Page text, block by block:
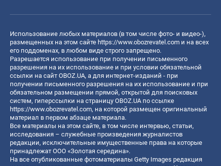
Использование любых материалов (в том числе фото- и видео-),
размещенных на этом сайте https://www.obozrevatel.com и на всех
его поддоменах, в любом виде строго запрещено.
Разрешается использование при получении письменного
разрешения на их использование и при условии обязательной
ссылки на сайт OBOZ.UA, а для интернет-изданий - при
получении письменного разрешения на их использование и при
обязательном размещении прямой, открытой для поисковых
систем, гиперссылки на страницу OBOZ.UA по ссылке
https://www.obozrevatel.com, на которой размещен оригинальный
материал в первом абзаце материала.
Все материалы на этом сайте, в том числе интервью, статьи,
исследования – служебные произведения журналистов
редакции, исключительные имущественные права на которые
принадлежат ООО «Золотая середина».
На все опубликованные фотоматериалы Getty Images редакция